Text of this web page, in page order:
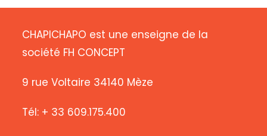
CHAPICHAPO est une enseigne de la
société FH CONCEPT
9 rue Voltaire 34140 Mèze
Tél: + 33 609.175.400